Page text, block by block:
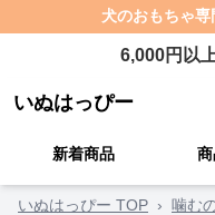
犬のおもちゃ専
6,000円以
いぬはっぴー
新着商品
いぬはっぴー TOP › 噛む